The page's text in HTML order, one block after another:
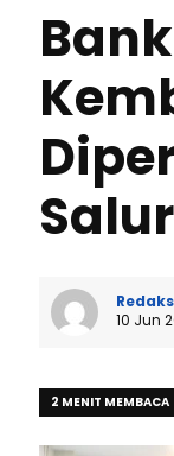
10 Jun
2 MENIT MEMBACA